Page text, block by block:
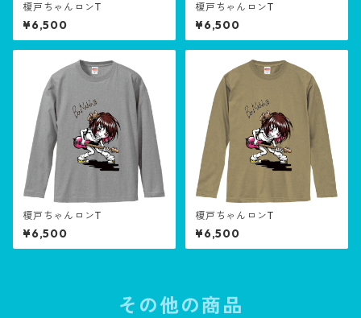
榎戸ちゃんロンT
¥6,500
榎戸ちゃんロンT
¥6,500
榎戸ちゃんロンT
¥6,500
榎戸ちゃんロンT
¥6,500
その他の商品